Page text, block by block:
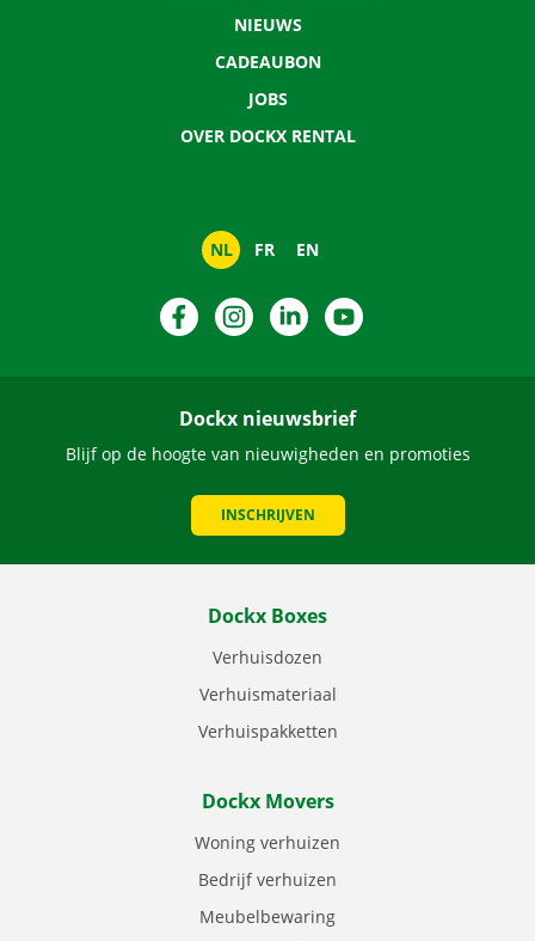
NIEUWS
CADEAUBON
JOBS
OVER DOCKX RENTAL
NL FR EN
FacebookInstagramLinkedIn
Dockx nieuwsbrief
Blijf op de hoogte van nieuwigheden en promoties
INSCHRIJVEN
Dockx Boxes
Verhuisdozen
Verhuismateriaal
Verhuispakketten
Dockx Movers
Woning verhuizen
Bedrijf verhuizen
Meubelbewaring